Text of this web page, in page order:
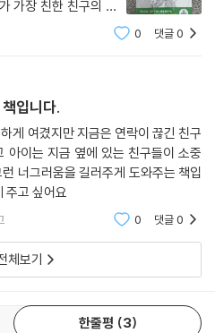
가장 친한 친구의 이
챙기는 모습이너무
0 댓글0
입니다.
게 여겼지만 지금은 연락이 끊긴 친구
아이는 지금 옆에 있는 친구들이 소중
너그러움을 길러주게 도와주는 책입
주고 싶어요
0 댓글0
체보기
한줄평 3